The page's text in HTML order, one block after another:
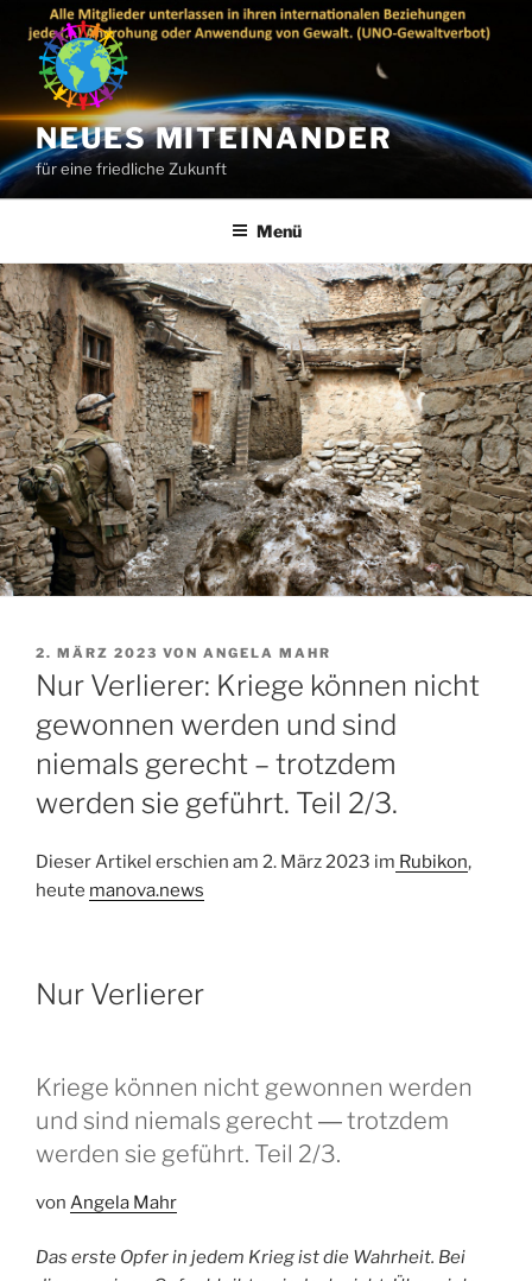
Inhalt
springen
NEUES MITEINANDER
für eine friedliche Zukunft
Menü
VERÖFFENTLICHT
AM
2. MÄRZ 2023 VON ANGELA MAHR
Nur Verlierer: Kriege können nicht
gewonnen werden und sind
niemals gerecht – trotzdem
werden sie geführt. Teil 2/3.
Dieser Artikel erschien am 2. März 2023 im Rubikon,
heute manova.news
Nur Verlierer
Kriege können nicht gewonnen werden
und sind niemals gerecht ― trotzdem
werden sie geführt. Teil 2/3.
von Angela Mahr
Das erste Opfer in jedem Krieg ist die Wahrheit. Bei